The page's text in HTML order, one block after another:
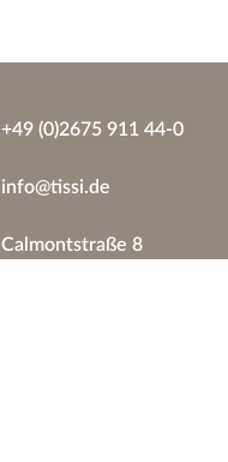
+49 (0)2675 911 44-0
info@tissi.de
Calmontstraße 8